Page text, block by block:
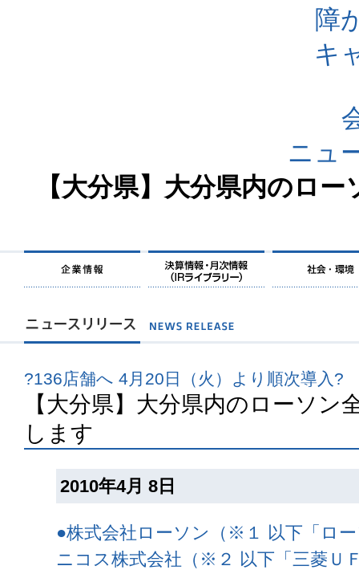
障
キ
ニュ
【大分県】大分県内のロ
?136店舗へ 4月20日（火）より順次導入?
【大分県】大分県内のローソン
します
2010年4月 8日
●株式会社ローソン（※１ 以下「ロ
ニコス株式会社（※２ 以下「三菱Ｕ